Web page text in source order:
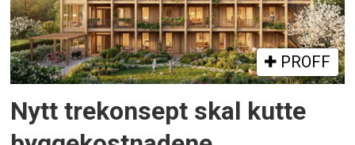
PROFF
Nytt trekonsept skal kutte